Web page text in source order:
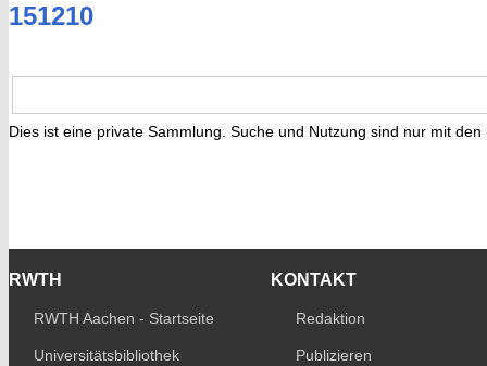
151210
Dies ist eine private Sammlung. Suche und Nutzung sind nur mit
RWTH
RWTH Aachen - Startseite
Universitätsbibliothek
KONTAKT
Redaktion
Publizieren